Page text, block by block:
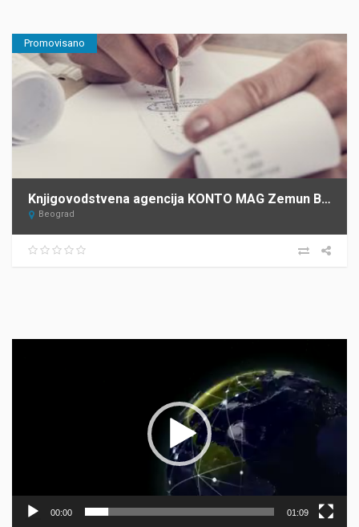
Promovisano
Knjigovodstvena agencija KONTO MAG Zemun Beograd
Beograd
00:00 01:09